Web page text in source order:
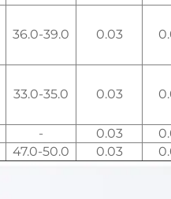
36.0-39.0 0.03
33.0-35.0 0.03
- 0.03
47.0-50.0 0.03